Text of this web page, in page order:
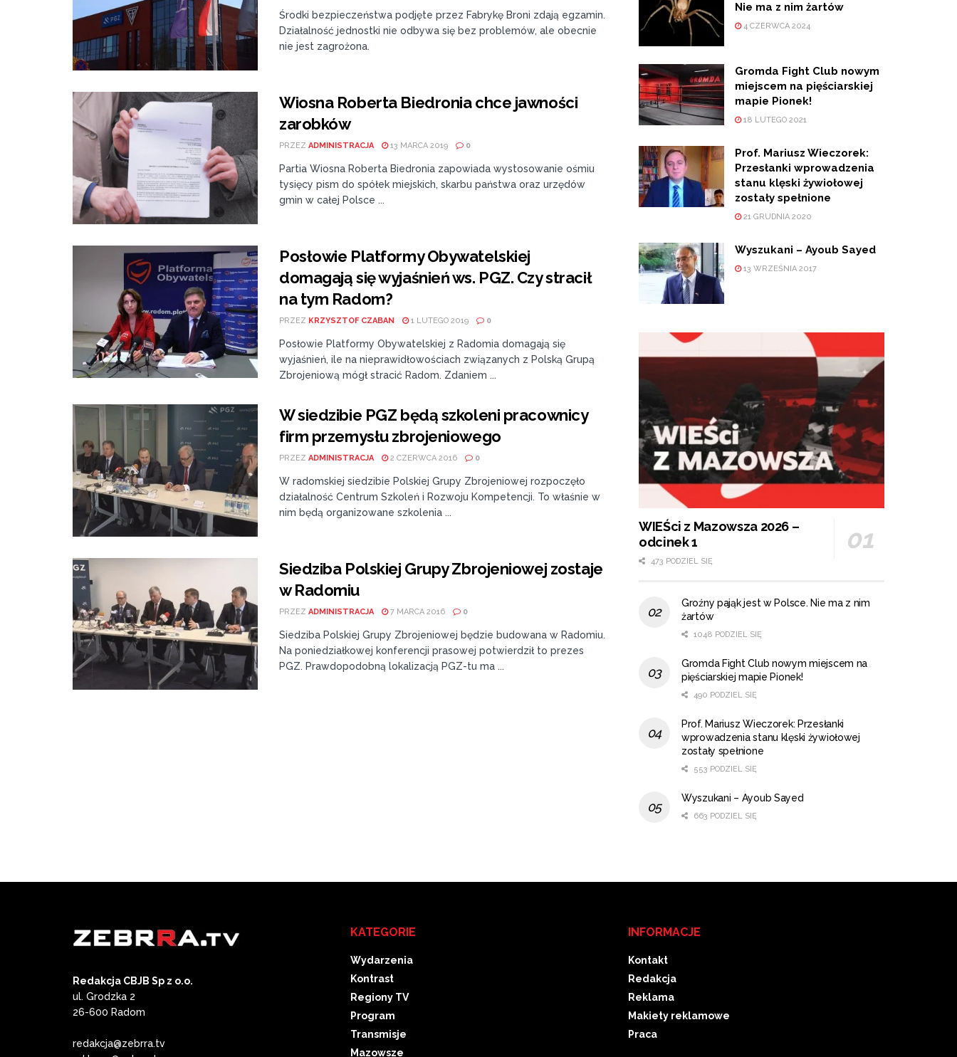
Środki bezpieczeństwa podjęte przez Fabrykę Broni zdają egzamin.
Działalność jednostki nie odbywa się bez problemów, ale obecnie
nie jest zagrożona.
Wiosna Roberta Biedronia chce jawności
zarobków
PRZEZ ADMINISTRACJA 13 MARCA 2019 0
Partia Wiosna Roberta Biedronia zapowiada wystosowanie ośmiu
tysięcy pism do spółek miejskich, skarbu państwa oraz urzędów
gmin w całej Polsce ...
Posłowie Platformy Obywatelskiej
domagają się wyjaśnień ws. PGZ. Czy stracił
na tym Radom?
PRZEZ KRZYSZTOF CZABAN 1 LUTEGO 2019 0
Posłowie Platformy Obywatelskiej z Radomia domagają się
wyjaśnień, ile na nieprawidłowościach związanych z Polską Grupą
Zbrojeniową mógł stracić Radom. Zdaniem ...
W siedzibie PGZ będą szkoleni pracownicy
firm przemysłu zbrojeniowego
PRZEZ ADMINISTRACJA 2 CZERWCA 2016 0
W radomskiej siedzibie Polskiej Grupy Zbrojeniowej rozpoczęło
działalność Centrum Szkoleń i Rozwoju Kompetencji. To właśnie w
nim będą organizowane szkolenia ...
Siedziba Polskiej Grupy Zbrojeniowej zostaje
w Radomiu
PRZEZ ADMINISTRACJA 7 MARCA 2016 0
Siedziba Polskiej Grupy Zbrojeniowej będzie budowana w Radomiu.
Na poniedziałkowej konferencji prasowej potwierdził to prezes
PGZ. Prawdopodobną lokalizacją PGZ-tu ma ...
Nie ma z nim żartów
4 CZERWCA 2024
Gromda Fight Club nowym
miejscem na pięściarskiej
mapie Pionek!
18 LUTEGO 2021
Prof. Mariusz Wieczorek:
Przesłanki wprowadzenia
stanu klęski żywiołowej
zostały spełnione
21 GRUDNIA 2020
Wyszukani – Ayoub Sayed
13 WRZEŚNIA 2017
WIEŚci z Mazowsza 2026 –
odcinek 1
473 PODZIEL SIĘ
Groźny pająk jest w Polsce. Nie ma z nim
żartów
1048 PODZIEL SIĘ
Gromda Fight Club nowym miejscem na
pięściarskiej mapie Pionek!
490 PODZIEL SIĘ
Prof. Mariusz Wieczorek: Przesłanki
wprowadzenia stanu klęski żywiołowej
zostały spełnione
553 PODZIEL SIĘ
Wyszukani – Ayoub Sayed
663 PODZIEL SIĘ
Redakcja CBJB Sp z o.o.
ul. Grodzka 2
26-600 Radom
redakcja@zebrra.tv
KATEGORIE
Wydarzenia
Kontrast
Regiony TV
Program
Transmisje
Mazowsze
INFORMACJE
Kontakt
Redakcja
Reklama
Makiety reklamowe
Praca